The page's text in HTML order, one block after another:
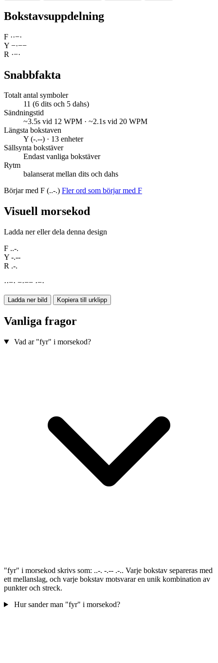
Bokstavsuppdelning
F ··−·
Y −·−−
R ·−·
Snabbfakta
Totalt antal symboler
11 (6 dits och 5 dahs)
Sändningstid
~3.5s vid 12 WPM · ~2.1s vid 20 WPM
Längsta bokstaven
Y (-.--) · 13 enheter
Sällsynta bokstäver
Endast vanliga bokstäver
Rytm
balanserat mellan dits och dahs
Börjar med F (..-.) Fler ord som börjar med F
Visuell morsekod
Ladda ner eller dela denna design
F ..-.
Y -.--
R .-.
··−· −·−− ·−·
Ladda ner bild Kopiera till urklipp
Vanliga fragor
Vad ar "fyr" i morsekod?
"fyr" i morsekod skrivs som: ..-. -.-- .-.. Varje bokstav separeras med
ett mellanslag, och varje bokstav motsvarar en unik kombination av
punkter och streck.
Hur sander man "fyr" i morsekod?